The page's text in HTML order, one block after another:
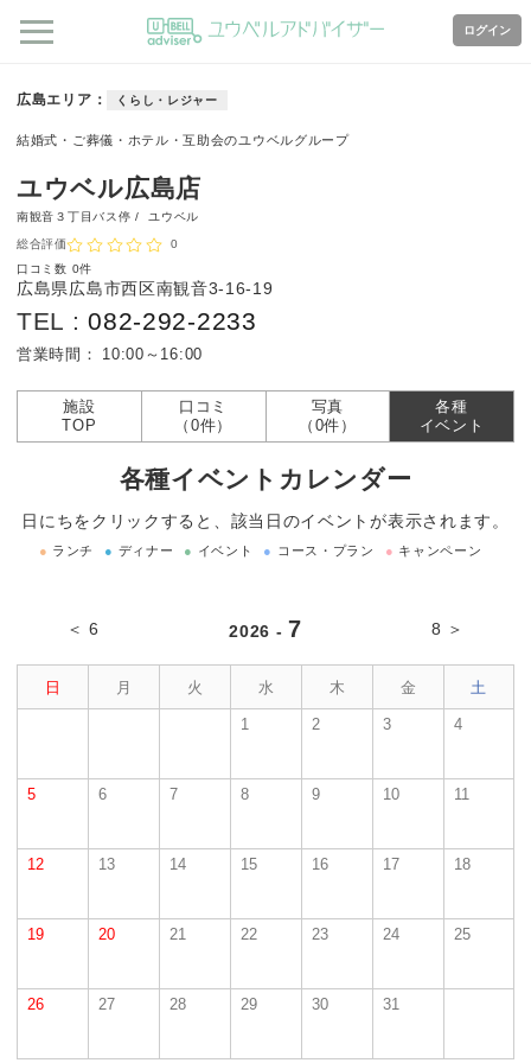
ログイン
広島エリア くらし・レジャー
結婚式・ご葬儀・ホテル・互助会のユウベルグループ
ユウベル広島店
南観音３丁目バス停 / ユウベル
総合評価
0
口コミ数 0件
広島県広島市西区南観音3-16-19
TEL :082-292-2233
営業時間： 10:00～16:00
施設
TOP
口コミ
（0件）
写真
（0件）
各種
イベント
各種イベントカレンダー
日にちをクリックすると、該当日のイベントが表示されます。
● ランチ ● ディナー ● イベント ● コース・プラン ● キャンペーン
＜ 6 2026 - 7 8 ＞
日 月 火 水 木 金 土
1 2 3 4
5 6 7 8 9 10 11
12 13 14 15 16 17 18
19 20 21 22 23 24 25
26 27 28 29 30 31